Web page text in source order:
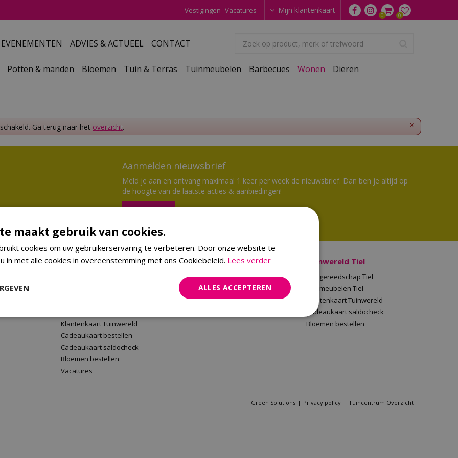
Vestigingen Vacatures Mijn klantenkaart
EVENEMENTEN ADVIES & ACTUEEL CONTACT
Potten & manden Bloemen Tuin & Terras Tuinmeubelen Barbecues Wonen Dieren
x
Ga terug naar het overzicht.
Aanmelden nieuwsbrief
Meld je aan en ontvang maximaal 1 keer per week de nieuwsbrief. Dan ben je altijd op
de hoogte van de laatste acties & aanbiedingen!
Aanmelden
Tuinwereld Wijchen
Klantenkaart Tuinwereld
Cadeaukaart bestellen
Cadeaukaart saldocheck
Bloemen bestellen
Vacatures
Tuinwereld Malden
Planten Malden
Klantenkaart Tuinwereld
Cadeaukaart saldocheck
Tuinwereld Tiel
Tuingereedschap Tiel
Tuinmeubelen Tiel
Klantenkaart Tuinwereld
Cadeaukaart saldocheck
Bloemen bestellen
Green Solutions Privacy policy Tuincentrum Overzicht
maakt gebruik van cookies.
cookies om uw gebruikerservaring te verbeteren. Door onze website te
in met alle cookies in overeenstemming met ons Cookiebeleid. Lees verder
ALLES ACCEPTEREN